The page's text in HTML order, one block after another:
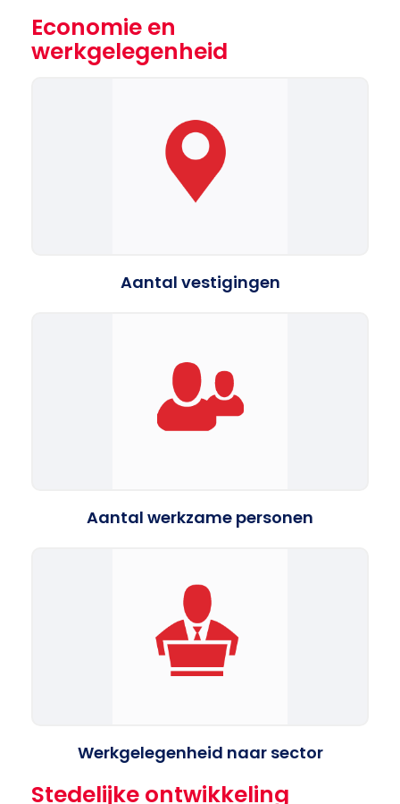
Economie en
werkgelegenheid
Aantal vestigingen
Aantal werkzame personen
Werkgelegenheid naar sector
Stedelijke ontwikkeling